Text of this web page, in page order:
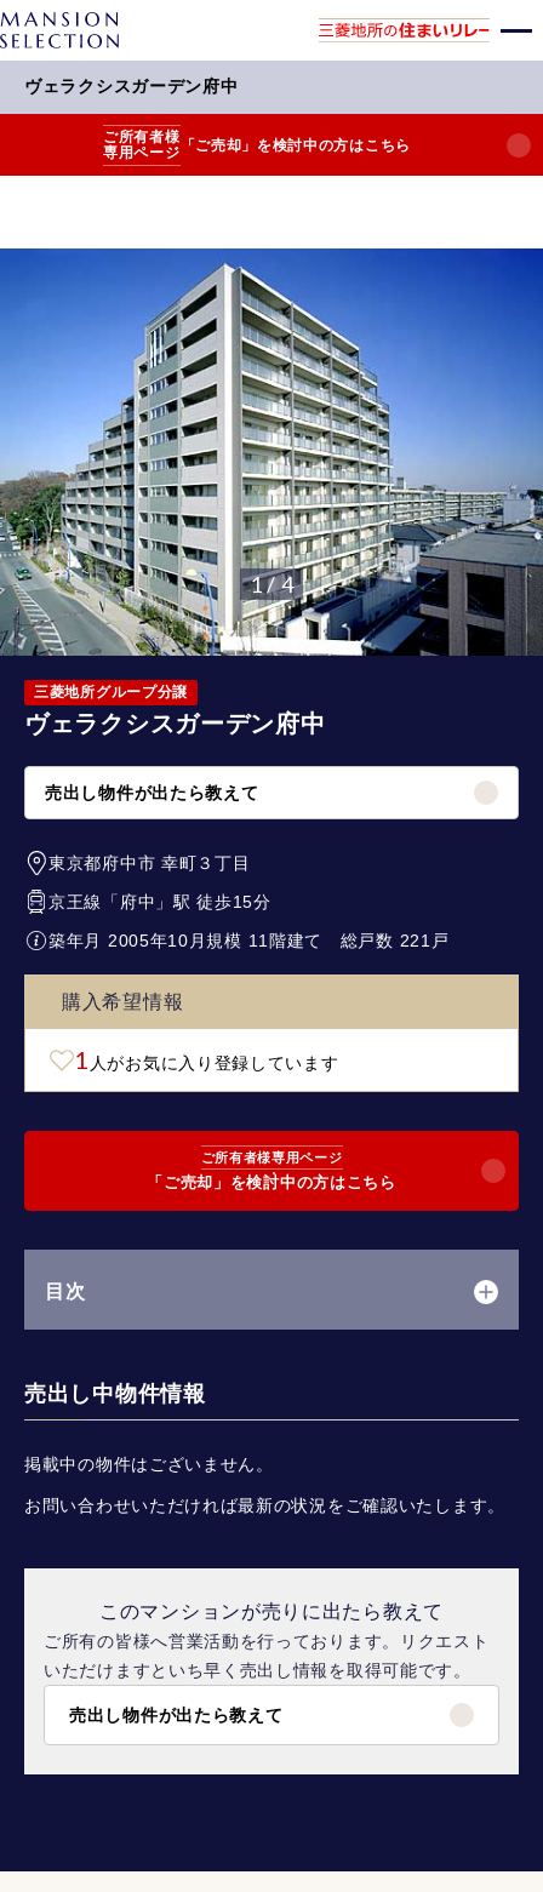
ヴェラクシスガーデン府中
ご所有者様
専用ページ 「ご売却」を検討中の方はこちら
1 / 4
三菱地所グループ分譲
ヴェラクシスガーデン府中
売出し物件が出たら教えて
東京都府中市 幸町３丁目
京王線
「 府中 」駅 徒歩15分
築年月 2005年10月規模 11階建て 総戸数 221戸
購入希望情報
1 人がお気に入り登録しています
ご所有者様専用ページ
「ご売却」を検討中の方はこちら
目次
売出し中物件情報
掲載中の物件はございません。
お問い合わせいただければ最新の状況をご確認いたします。
このマンションが売りに出たら教えて
ご所有の皆様へ営業活動を行っております。リクエスト
いただけますといち早く売出し情報を取得可能です。
売出し物件が出たら教えて